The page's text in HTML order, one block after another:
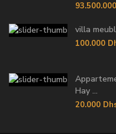
villa
100.000
Hay ...
20.000